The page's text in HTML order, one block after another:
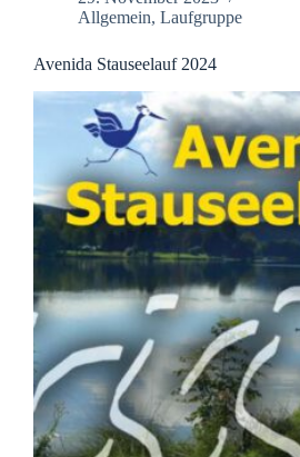
Allgemein, Laufgruppe
Avenida Stauseelauf 2024